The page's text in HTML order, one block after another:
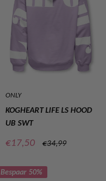
ONLY
KOGHEART LIFE LS HOOD
UB SWT
Verkoopprijs
€17,50
Normale
€34,99
Bespaar 50%